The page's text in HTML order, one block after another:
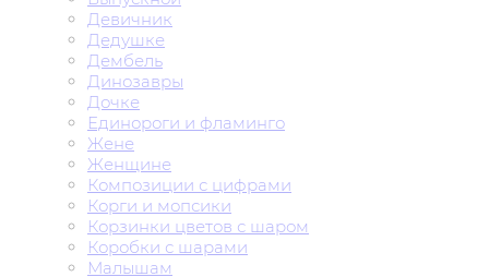
Девичник
Дедушке
Дембель
Динозавры
Дочке
Единороги и фламинго
Жене
Женщине
Композиции с цифрами
Корги и мопсики
Корзинки цветов с шаром
Коробки с шарами
Малышам